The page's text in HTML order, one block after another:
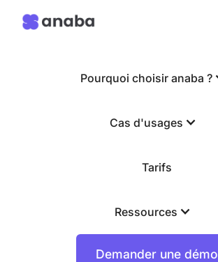
Pourquoi choisir anaba ?
Cas d'usages
Tarifs
Ressources
Demander une démo